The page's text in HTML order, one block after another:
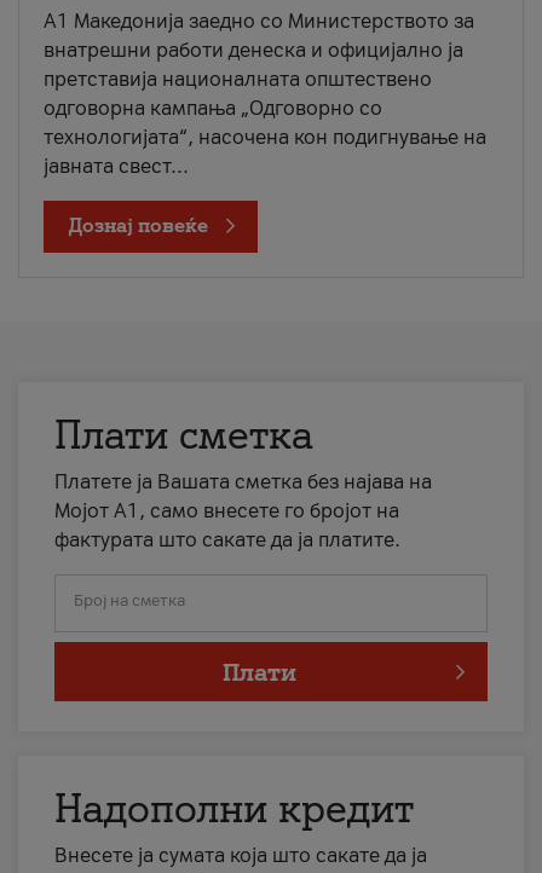
A1 Македонија заедно со Министерството за
внатрешни работи денеска и официјално ја
претставија националната општествено
одговорна кампања „Одговорно со
технологијата“, насочена кон подигнување на
јавната свест...
Дознај повеќе
Плати сметка
Платете ја Вашата сметка без најава на
Мојот А1, само внесете го бројот на
фактурата што сакате да ја платите.
Број на сметка
Плати
Надополни кредит
Внесете ја сумата која што сакате да ја